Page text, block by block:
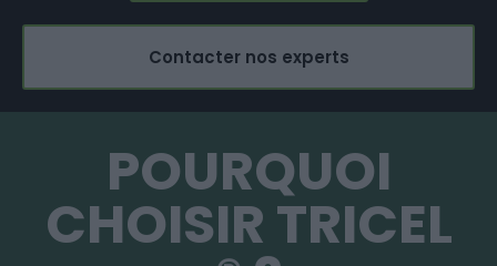
Contacter nos experts
POURQUOI
CHOISIR TRICEL